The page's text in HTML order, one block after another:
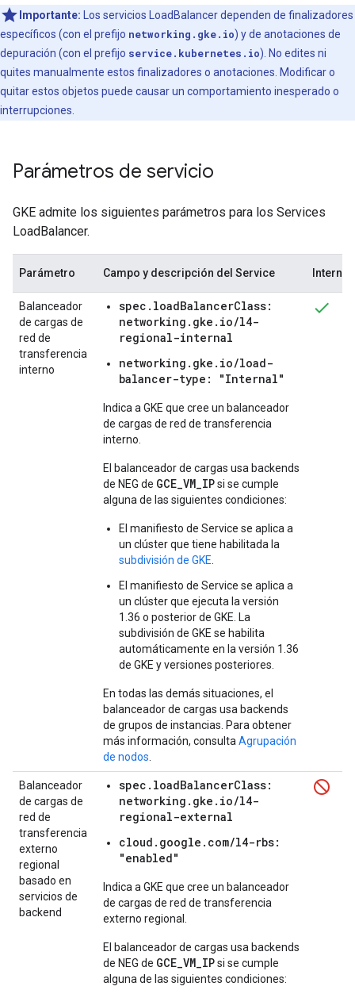
Importante: Los servicios LoadBalancer dependen de finalizadores
específicos (con el prefijo networking.gke.io) y de anotaciones de
depuración (con el prefijo service.kubernetes.io). No edites ni
quites manualmente estos finalizadores o anotaciones. Modificar o
quitar estos objetos puede causar un comportamiento inesperado o
interrupciones.
Parámetros de servicio
GKE admite los siguientes parámetros para los Services
LoadBalancer.
Parámetro Campo y descripción del Service Interno
Balanceador
de cargas de
red de
transferencia
interno
spec.loadBalancerClass:
networking.gke.io/l4-
regional-internal
networking.gke.io/load-
balancer-type: "Internal"
Indica a GKE que cree un balanceador
de cargas de red de transferencia
interno.
El balanceador de cargas usa backends
de NEG de GCE_VM_IPsi se cumple
alguna de las siguientes condiciones:
El manifiesto de Service se aplica a
un clúster que tiene habilitada la
subdivisión de GKE
El manifiesto de Service se aplica a
un clúster que ejecuta la versión
1.36 o posterior de GKE. La
subdivisión de GKE se habilita
automáticamente en la versión 1.36
de GKE y versiones posteriores.
En todas las demás situaciones, el
balanceador de cargas usa backends
de grupos de instancias. Para obtener
más información, consulta Agrupación
de nodos
Balanceador
de cargas de
red de
transferencia
externo
regional
basado en
servicios de
backend
spec.loadBalancerClass:
networking.gke.io/l4-
regional-external
cloud.google.com/l4-rbs:
"enabled"
Indica a GKE que cree un balanceador
de cargas de red de transferencia
externo regional.
El balanceador de cargas usa backends
de NEG de GCE_VM_IPsi se cumple
alguna de las siguientes condiciones: